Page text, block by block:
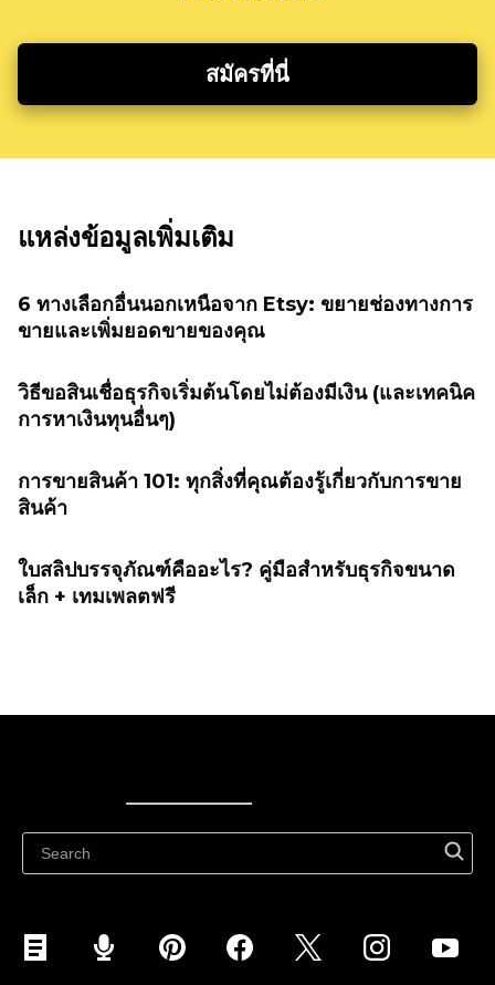
สมัครที่นี่
แหล่งข้อมูลเพิ่มเติม
6 ทางเลือกอื่นนอกเหนือจาก Etsy: ขยายช่องทางการ
ขายและเพิ่มยอดขายของคุณ
วิธีขอสินเชื่อธุรกิจเริ่มต้นโดยไม่ต้องมีเงิน (และเทคนิค
การหาเงินทุนอื่นๆ)
การขายสินค้า 101: ทุกสิ่งที่คุณต้องรู้เกี่ยวกับการขาย
สินค้า
ใบสลิปบรรจุภัณฑ์คืออะไร? คู่มือสำหรับธุรกิจขนาด
เล็ก + เทมเพลตฟรี